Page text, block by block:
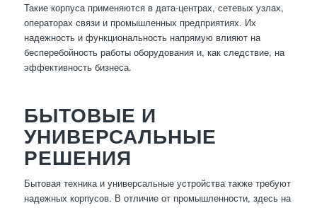
Такие корпуса применяются в дата-центрах, сетевых узлах,
операторах связи и промышленных предприятиях. Их
надежность и функциональность напрямую влияют на
бесперебойность работы оборудования и, как следствие, на
эффективность бизнеса.
БЫТОВЫЕ И
УНИВЕРСАЛЬНЫЕ
РЕШЕНИЯ
Бытовая техника и универсальные устройства также требуют
надежных корпусов. В отличие от промышленности, здесь на